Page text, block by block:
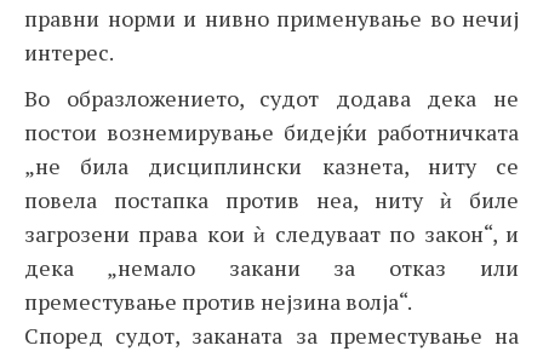
правни норми и нивно применување во нечиј
интерес.
Во образложението, судот додава дека не
постои вознемирување бидејќи работничката
„не била дисциплински казнета, ниту се
повела постапка против неа, ниту ѝ биле
загрозени права кои ѝ следуваат по закон“, и
дека „немало закани за отказ или
преместување против нејзина волја“.
Според судот, заканата за преместување на